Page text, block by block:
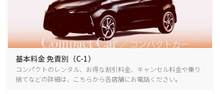
基本料金 免責別（C-1）
コンパクトのレンタル、お得な割引料金、キャンセル料金や乗り
捨てなどの詳細は、こちらから各店舗にお電話ください。